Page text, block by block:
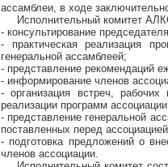
ассамблеи, в ходе
Исполнительный комитет
- консультирование
- практическая реализация
генеральной ассамблеей;
- представление рекомендаций
- информирование членов
- организация встреч,
реализации программ
- представление генеральной
поставленных перед
- подготовка предложений о
членов ассоциации.